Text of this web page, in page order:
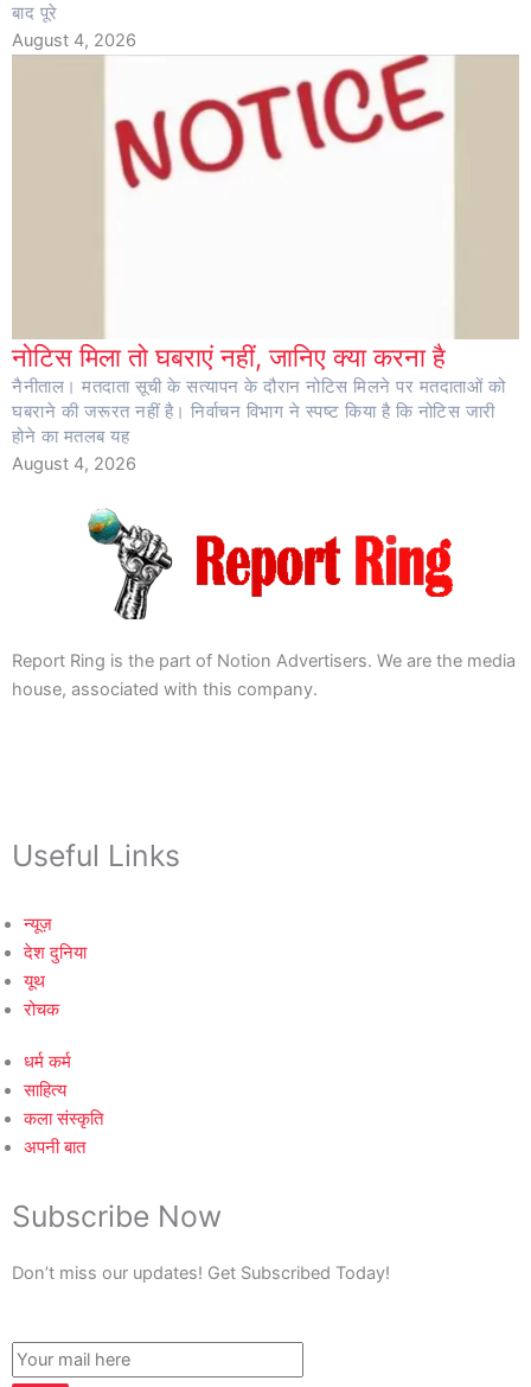
बाद पूरे
August 4, 2026
नोटिस मिला तो घबराएं नहीं, जानिए क्या करना है
नैनीताल। मतदाता सूची के सत्यापन के दौरान नोटिस मिलने पर मतदाताओं को
घबराने की जरूरत नहीं है। निर्वाचन विभाग ने स्पष्ट किया है कि नोटिस जारी
होने का मतलब यह
August 4, 2026
Report Ring is the part of Notion Advertisers. We are the media
house, associated with this company.
Useful Links
न्यूज़
देश दुनिया
यूथ
रोचक
धर्म कर्म
साहित्य
कला संस्कृति
अपनी बात
Subscribe Now
Don’t miss our updates! Get Subscribed Today!